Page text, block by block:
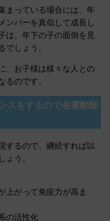
まっている場合には、年
ンバーを真似して成長し
は、年下の子の面倒を見
でしょう。
、お子様は様々な人との
るのです。
スをするので各運動能
するので、継続すれば以
ょう。
上がって免疫力が高ま
の活性化